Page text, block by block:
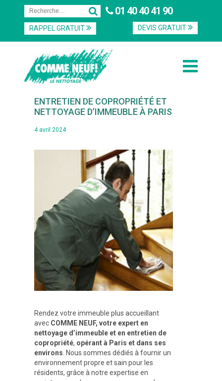
01 40 40 41 90
DEVIS GRATUIT
RAPPEL GRATUIT
ENTRETIEN DE COPROPRIÉTÉ ET
NETTOYAGE D’IMMEUBLE À PARIS
4 avril 2024
Rendez votre immeuble plus accueillant
avec COMME NEUF, votre expert en
nettoyage d’immeuble et en entretien de
copropriété, opérant à Paris et dans ses
environs . Nous sommes dédiés à fournir un
environnement propre et sain pour les
résidents, grâce à notre expertise en